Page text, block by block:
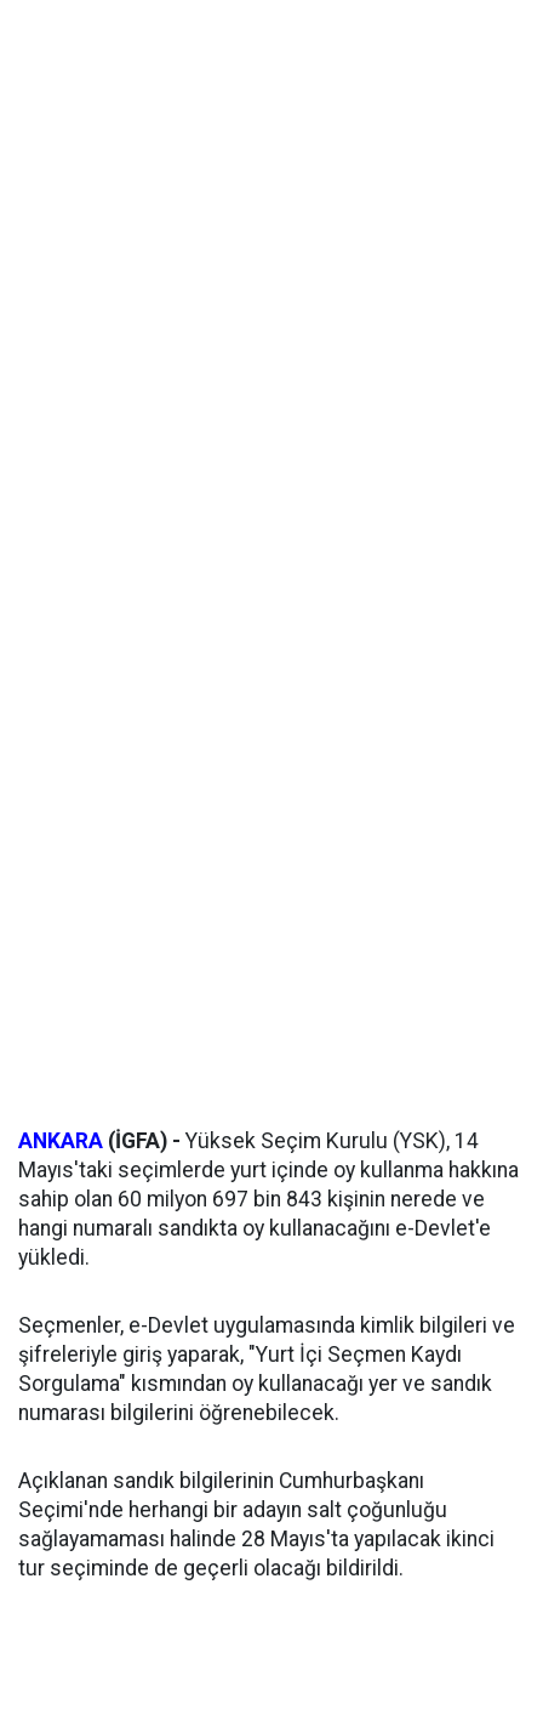
ANKARA (İGFA) - Yüksek Seçim Kurulu (YSK), 14
Mayıs'taki seçimlerde yurt içinde oy kullanma hakkına
sahip olan 60 milyon 697 bin 843 kişinin nerede ve
hangi numaralı sandıkta oy kullanacağını e-Devlet'e
yükledi.
Seçmenler, e-Devlet uygulamasında kimlik bilgileri ve
şifreleriyle giriş yaparak, "Yurt İçi Seçmen Kaydı
Sorgulama" kısmından oy kullanacağı yer ve sandık
numarası bilgilerini öğrenebilecek.
Açıklanan sandık bilgilerinin Cumhurbaşkanı
Seçimi'nde herhangi bir adayın salt çoğunluğu
sağlayamaması halinde 28 Mayıs'ta yapılacak ikinci
tur seçiminde de geçerli olacağı bildirildi.